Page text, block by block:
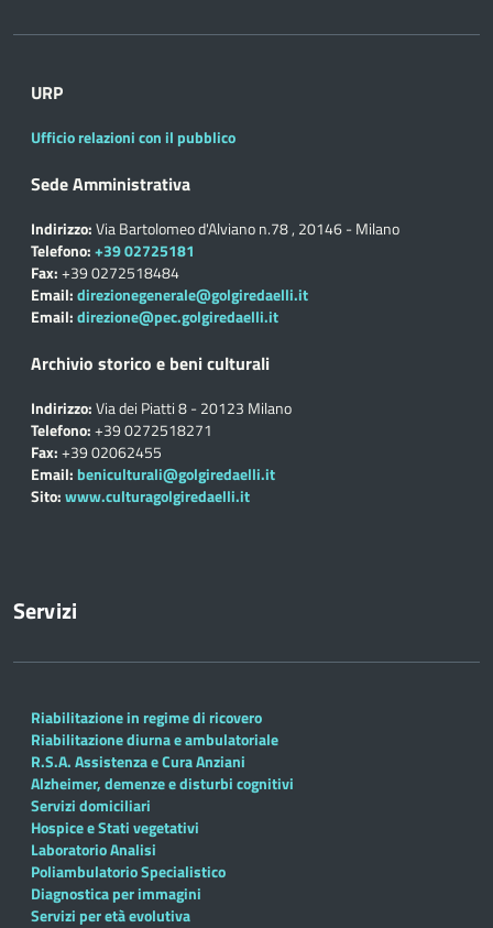
URP
Ufficio relazioni con il pubblico
Sede Amministrativa
Indirizzo:Via Bartolomeo d'Alviano n.78 , 20146 - Milano
Telefono:+39 02725181
Fax:+39 0272518484
Email:direzionegenerale@golgiredaelli.it
Email:direzione@pec.golgiredaelli.it
Archivio storico e beni culturali
Indirizzo:Via dei Piatti 8 - 20123 Milano
Telefono:+39 0272518271
Fax:+39 02062455
Email: beniculturali@golgiredaelli.it
Sito:www.culturagolgiredaelli.it
Servizi
Riabilitazione in regime di ricovero
Riabilitazione diurna e ambulatoriale
R.S.A. Assistenza e Cura Anziani
Alzheimer, demenze e disturbi cognitivi
Servizi domiciliari
Hospice e Stati vegetativi
Laboratorio Analisi
Poliambulatorio Specialistico
Diagnostica per immagini
Servizi per età evolutiva